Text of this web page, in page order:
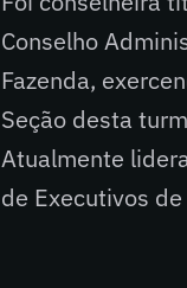
Conselho
Fazenda,
Seção desta
Atualmente
de Executivos